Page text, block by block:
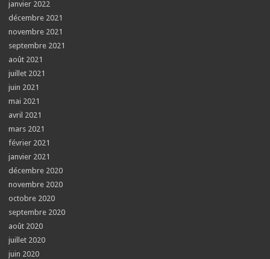
janvier 2022
décembre 2021
novembre 2021
septembre 2021
août 2021
juillet 2021
juin 2021
mai 2021
avril 2021
mars 2021
février 2021
janvier 2021
décembre 2020
novembre 2020
octobre 2020
septembre 2020
août 2020
juillet 2020
juin 2020